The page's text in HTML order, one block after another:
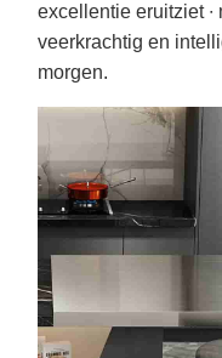
excellentie eruitziet
veerkrachtig en
morgen.